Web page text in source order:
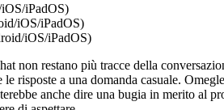
iPadOS)
iOS/iPadOS)
iOS/iPadOS)
non restano più tracce della
le risposte a una domanda casuale.
anche dire una bugia in merito al